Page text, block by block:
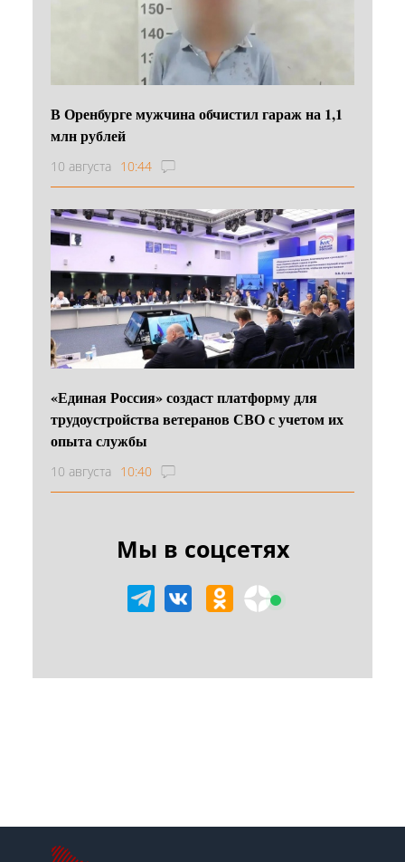
В Оренбурге мужчина обчистил гараж на 1,1
млн рублей
10 августа 10:44
«Единая Россия» создаст платформу для
трудоустройства ветеранов СВО с учетом их
опыта службы
10 августа 10:40
Мы в соцсетях